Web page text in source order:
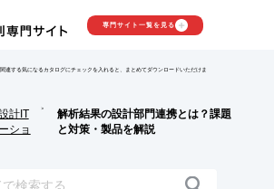
専門サイト一覧を見る
連する気になるカタログにチェックを入れると、まとめてダウンロードいただけま
計IT
ショ
>
解析結果の設計部門連携とは？課題
と対策・製品を解説